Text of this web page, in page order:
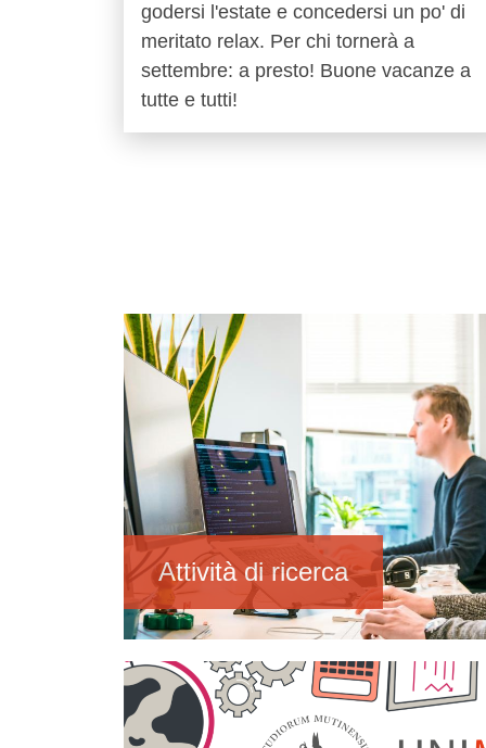
godersi l'estate e concedersi un po' di
meritato relax. Per chi tornerà a
settembre: a presto! Buone vacanze a
tutte e tutti!
Immagine
Attività di ricerca
Immagine